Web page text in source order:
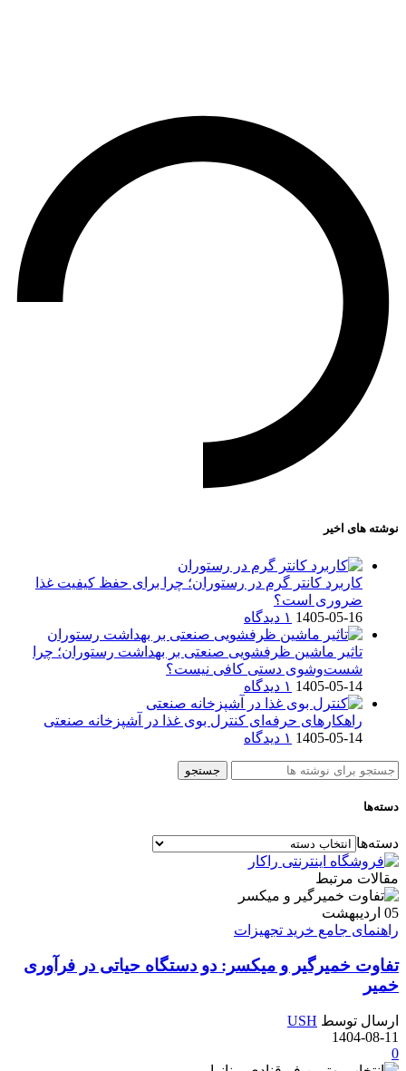
نوشته های اخیر
کاربرد کانتر گرم در رستوران؛ چرا برای حفظ کیفیت غذا
ضروری است؟
1405-05-16 ۱ دیدگاه
تاثیر ماشین ظرفشویی صنعتی بر بهداشت رستوران؛ چرا
شست‌وشوی دستی کافی نیست؟
1405-05-14 ۱ دیدگاه
راهکارهای حرفه‌ای کنترل بوی غذا در آشپزخانه صنعتی
1405-05-14 ۱ دیدگاه
جستجو
دسته‌ها
دسته‌ها
مقالات مرتبط
05 اردیبهشت
راهنمای جامع خرید تجهیزات
تفاوت خمیرگیر و میکسر: دو دستگاه حیاتی در فرآوری
خمیر
ارسال توسط USH
1404-08-11
0